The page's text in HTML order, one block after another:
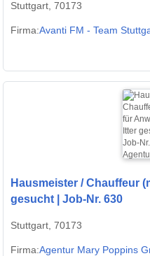
Stuttgart, 70173
Firma:Avanti FM - Team
Hausmeister / Chauffeur
gesucht | Job-Nr. 630
Stuttgart, 70173
Firma:Agentur Mary Poppins